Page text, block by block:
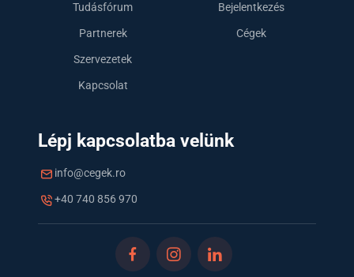
Tudásfórum
Partnerek
Szervezetek
Kapcsolat
Bejelentkezés
Cégek
Lépj kapcsolatba velünk
info@cegek.ro
+40 740 856 970